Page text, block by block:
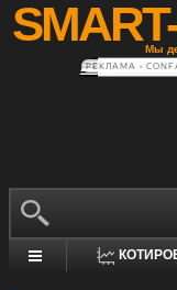
Мы
РЕКЛАМА •